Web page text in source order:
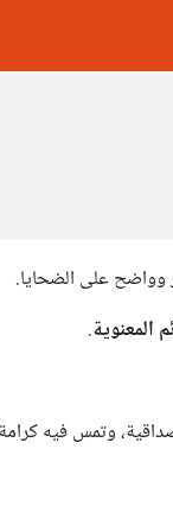
وواضح على الضحايا.
المعنوية.
وتمس فيه